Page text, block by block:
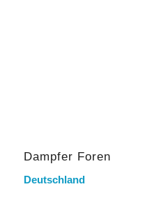
Dampfer Foren
Deutschland